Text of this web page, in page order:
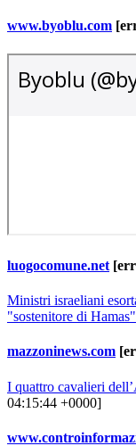
www.byoblu.com
luogocomune.net
Ministri israeliani
"sostenitore di Hamas"
mazzoninews.com
I quattro cavalieri
04:15:44 +0000]